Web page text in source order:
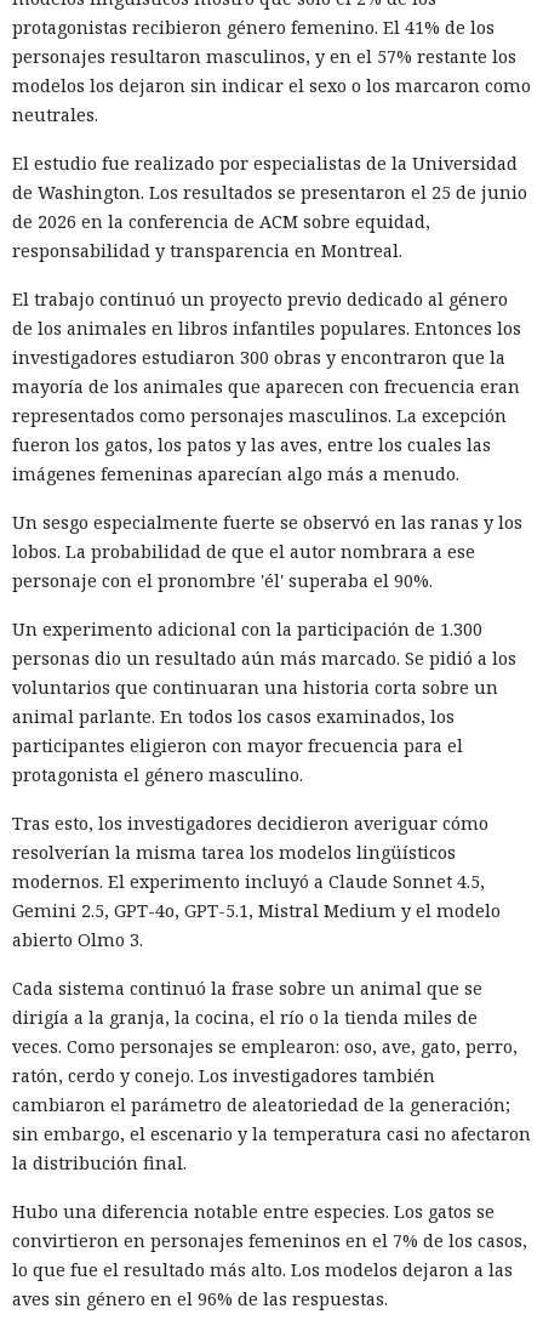
informático y telefónico, robo agravado de datos personales
y conspiración en un tribunal federal del estado de
Washington. Su sentencia se dictará el 27 de octubre; la
pena máxima es de hasta 32 años de prisión.
Muka y sus cómplices utilizaron credenciales robadas para
acceder a cuentas de Snowflake y robaron información de al
menos 165 empresas. Entre las afectadas se encuentran
AT&T, Ticketmaster, Advance Auto Parts, Neiman Marcus,
grandes de Estados Unidos.
La magnitud de las filtraciones fue enorme: en el caso de
AT&T se trató de registros de llamadas y mensajes de más
de 100 millones de abonados, y el hackeo a Ticketmaster
afectó a alrededor de 560 millones de usuarios.
y octubre de 2024. Los atacantes accedieron a cuentas
bancarias, información financiera, números de registro de
la Administración para el Control de Drogas, licencias de
Tras robar los datos, los hackers extorsionaban a las
empresas exigiendo dinero y amenazando con publicar lo
sustraído. El grupo obtuvo alrededor de 2,5 millones de
dólares en rescates; además, Muka chantajeó al menos a
una víctima de forma reiterada, utilizando datos de un
Otros 495.000 dólares los ganó Muka vendiendo parte de los
datos robados en foros de ciberdelincuencia como
BreachForums y XSS.is. La investigación estimó el perjuicio
total de las empresas afectadas en aproximadamente 9,5
Un agente especial del FBI, Mike Herrington, afirmó que las
acciones de Muka fueron deliberadas y depredadoras, y que
causaron un daño real tanto a las empresas como a
millones de sus clientes.
Tras la divulgación del incidente, Snowflake incorporó al
no detectó problemas en la seguridad de la propia
plataforma. Según Mandiant, los hackers utilizaron
credenciales aún vigentes que fueron robadas en 2020 y,
con ellas, accedieron a las cuentas de las empresas.
protagonistas recibieron género femenino. El 41% de los
personajes resultaron masculinos, y en el 57% restante los
modelos los dejaron sin indicar el sexo o los marcaron como
neutrales.
El estudio fue realizado por especialistas de la Universidad
de Washington. Los resultados se presentaron el 25 de junio
de 2026 en la conferencia de ACM sobre equidad,
responsabilidad y transparencia en Montreal.
El trabajo continuó un proyecto previo dedicado al género
de los animales en libros infantiles populares. Entonces los
investigadores estudiaron 300 obras y encontraron que la
mayoría de los animales que aparecen con frecuencia eran
representados como personajes masculinos. La excepción
fueron los gatos, los patos y las aves, entre los cuales las
imágenes femeninas aparecían algo más a menudo.
Un sesgo especialmente fuerte se observó en las ranas y los
lobos. La probabilidad de que el autor nombrara a ese
personaje con el pronombre 'él' superaba el 90%.
Un experimento adicional con la participación de 1.300
personas dio un resultado aún más marcado. Se pidió a los
voluntarios que continuaran una historia corta sobre un
animal parlante. En todos los casos examinados, los
participantes eligieron con mayor frecuencia para el
protagonista el género masculino.
Tras esto, los investigadores decidieron averiguar cómo
resolverían la misma tarea los modelos lingüísticos
modernos. El experimento incluyó a Claude Sonnet 4.5,
Gemini 2.5, GPT-4o, GPT-5.1, Mistral Medium y el modelo
abierto Olmo 3.
Cada sistema continuó la frase sobre un animal que se
dirigía a la granja, la cocina, el río o la tienda miles de
veces. Como personajes se emplearon: oso, ave, gato, perro,
ratón, cerdo y conejo. Los investigadores también
cambiaron el parámetro de aleatoriedad de la generación;
sin embargo, el escenario y la temperatura casi no afectaron
la distribución final.
Hubo una diferencia notable entre especies. Los gatos se
convirtieron en personajes femeninos en el 7% de los casos,
lo que fue el resultado más alto. Los modelos dejaron a las
aves sin género en el 96% de las respuestas.